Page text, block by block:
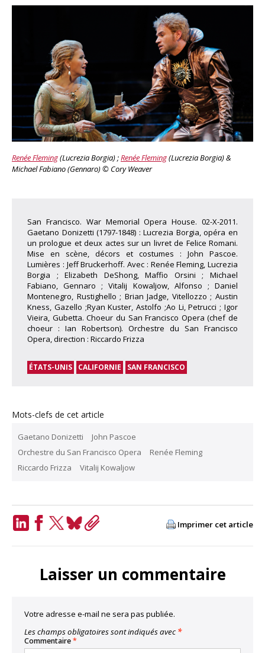
Renée Fleming(Lucrezia Borgia) ;Renée Fleming(Lucrezia Borgia) &
Michael Fabiano (Gennaro) © Cory Weaver
San Francisco. War Memorial Opera House. 02-X-2011.
Gaetano Donizetti (1797-1848) : Lucrezia Borgia, opéra en
un prologue et deux actes sur un livret de Felice Romani.
Mise en scène, décors et costumes : John Pascoe.
Lumières : Jeff Bruckerhoff. Avec : Renée Fleming, Lucrezia
Borgia ; Elizabeth DeShong, Maffio Orsini ; Michael
Fabiano, Gennaro ; Vitalij Kowaljow, Alfonso ; Daniel
Montenegro, Rustighello ; Brian Jadge, Vitellozzo ; Austin
Kness, Gazello ;Ryan Kuster, Astolfo ;Ao Li, Petrucci ; Igor
Vieira, Gubetta. Choeur du San Francisco Opera (chef de
choeur : Ian Robertson). Orchestre du San Francisco
Opera, direction : Riccardo Frizza
ÉTATS-UNIS CALIFORNIE SAN FRANCISCO
Mots-clefs de cet article
Gaetano Donizetti
John Pascoe
Orchestre du San Francisco Opera
Renée Fleming
Riccardo Frizza
Vitalij Kowaljow
Imprimer cet article
Laisser un commentaire
Votre adresse e-mail ne sera pas publiée.
Les champs obligatoires sont indiqués avec *
Commentaire*